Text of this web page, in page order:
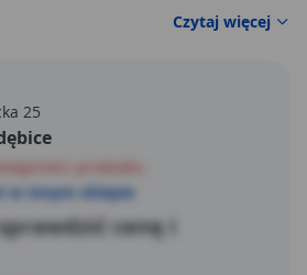
Czytaj więcej
25
w innym sklepie
cenę i